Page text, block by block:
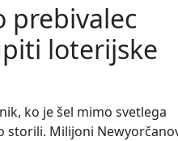
prebivalec
loterijske
ko je šel mimo svetlega
storili. Milijoni